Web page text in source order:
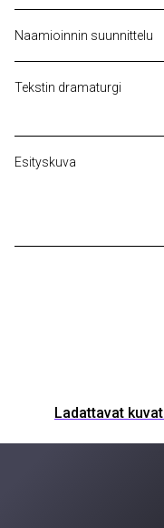
Naamioinnin suunnittelu
Tekstin dramaturgi
Esityskuva
Ladattavat